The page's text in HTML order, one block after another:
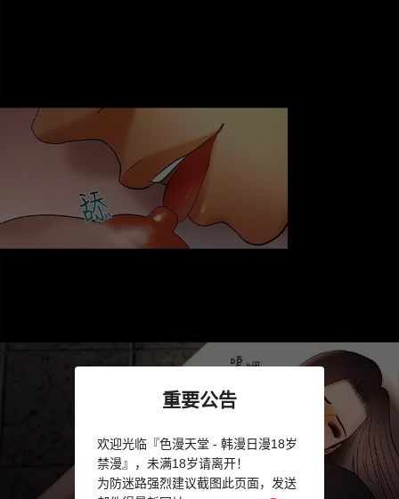
重要公告
欢迎光临『色漫天堂 - 韩漫日漫18岁
禁漫』，未满18岁请离开！
为防迷路强烈建议截图此页面，发送